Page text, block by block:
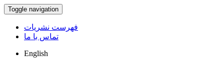
Toggle navigation
فهرست نشریات
تماس با ما
English